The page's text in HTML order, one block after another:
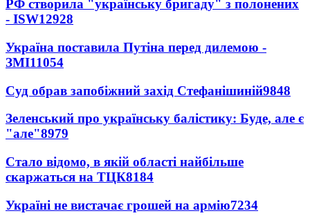
РФ створила "українську бригаду" з полонених
- ISW12928
Україна поставила Путіна перед дилемою -
ЗМІ11054
Суд обрав запобіжний захід Стефанішиній9848
Зеленський про українську балістику: Буде, але є
"але"8979
Стало відомо, в якій області найбільше
скаржаться на ТЦК8184
Україні не вистачає грошей на армію7234